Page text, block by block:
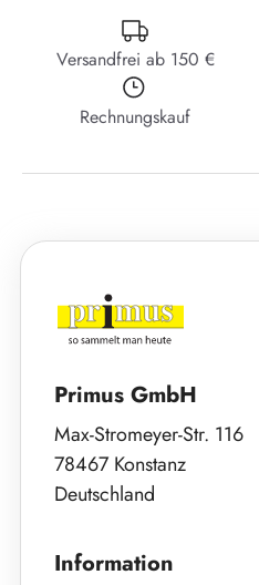
Versandfrei ab 150 €
Rechnungskauf
Primus GmbH
Max-Stromeyer-Str. 116
78467 Konstanz
Deutschland
Information